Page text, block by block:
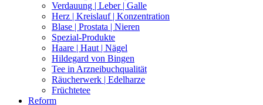
Verdauung | Leber | Galle
Herz | Kreislauf | Konzentration
Blase | Prostata | Nieren
Spezial-Produkte
Haare | Haut | Nägel
Hildegard von Bingen
Tee in Arzneibuchqualität
Räucherwerk | Edelharze
Früchtetee
Reform